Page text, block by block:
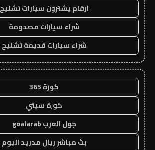
ارقام يشترون سيارات تشليح
شراء سيارات مصدومة
شراء سيارات قديمة تشليح
كورة 365
كورة سيتي
جول العرب goalarab
بث مباشر ريال مدريد اليوم